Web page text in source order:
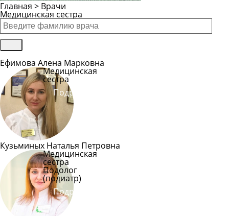
Главная > Врачи
Медицинская сестра
Ефимова Алена Марковна
Медицинская
сестра
Подробнее
Кузьминых Наталья Петровна
Медицинская
сестра
Подолог
(подиатр)
Подробнее